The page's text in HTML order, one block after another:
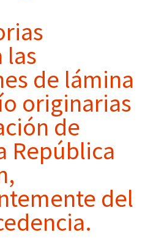
las
de lámina
originarias
de
República
del